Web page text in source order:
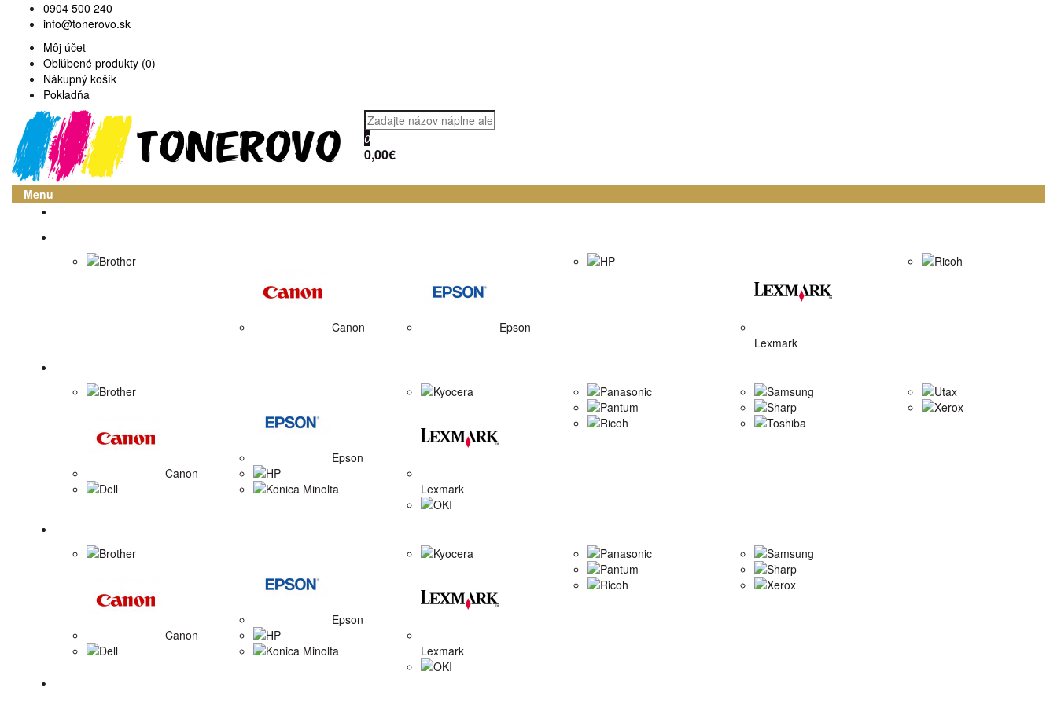
0904 500 240
info@tonerovo.sk
Môj účet
Obľúbené produkty (0)
Nákupný košík
Pokladňa
0
0,00€
Menu
Brother
Canon Epson
HP
Lexmark
Ricoh
Brother
Canon
Dell
Epson
HP
Konica Minolta
Kyocera
Lexmark
OKI
Panasonic
Pantum
Ricoh
Samsung
Sharp
Toshiba
Utax
Xerox
Brother
Canon
Dell
Epson
HP
Konica Minolta
Kyocera
Lexmark
OKI
Panasonic
Pantum
Ricoh
Samsung
Sharp
Xerox